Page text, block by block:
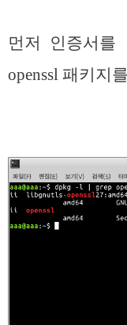
먼저 인증서를
openssl 패키지